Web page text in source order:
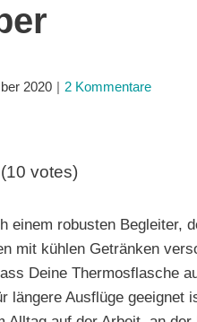
2020 2 Kommentare
votes)
einem robusten Begleiter,
mit kühlen Getränken
Deine Thermosflasche
längere Ausflüge